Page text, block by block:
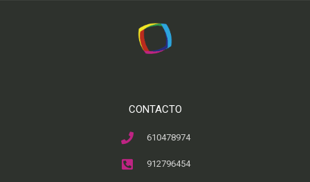
CONTACTO
610478974
912796454